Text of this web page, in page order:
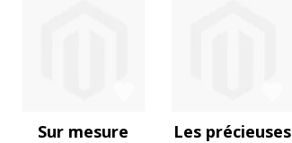
Sur mesure Les précieuses